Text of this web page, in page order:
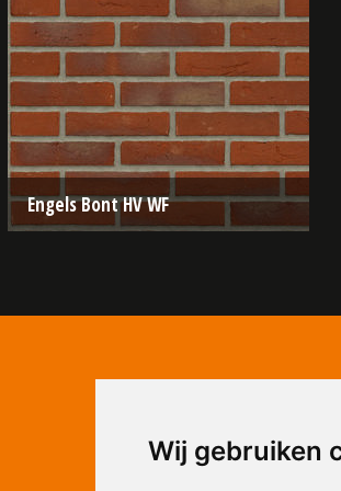
Wij gebruiken
Engels Bont HV WF
Formaat:
Waalformaat (WF)